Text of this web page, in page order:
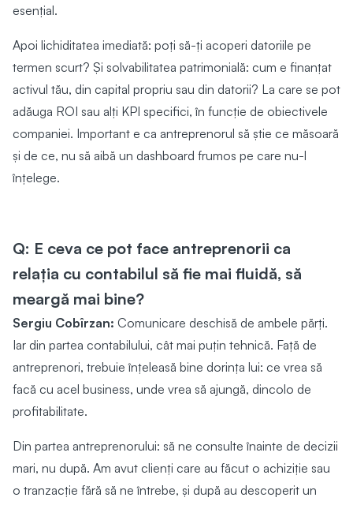
esențial.
Apoi lichiditatea imediată: poți să-ți acoperi datoriile pe
termen scurt? Și solvabilitatea patrimonială: cum e finanțat
activul tău, din capital propriu sau din datorii? La care se pot
adăuga ROI sau alți KPI specifici, în funcție de obiectivele
companiei. Important e ca antreprenorul să știe ce măsoară
și de ce, nu să aibă un dashboard frumos pe care nu-l
înțelege.
Q: E ceva ce pot face antreprenorii ca
relația cu contabilul să fie mai fluidă, să
meargă mai bine?
Sergiu Cobîrzan: Comunicare deschisă de ambele părți.
Iar din partea contabilului, cât mai puțin tehnică. Față de
antreprenori, trebuie înțeleasă bine dorința lui: ce vrea să
facă cu acel business, unde vrea să ajungă, dincolo de
profitabilitate.
Din partea antreprenorului: să ne consulte înainte de decizii
mari, nu după. Am avut clienți care au făcut o achiziție sau
o tranzacție fără să ne întrebe, și după au descoperit un